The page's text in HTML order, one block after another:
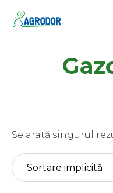
Se arată singurul